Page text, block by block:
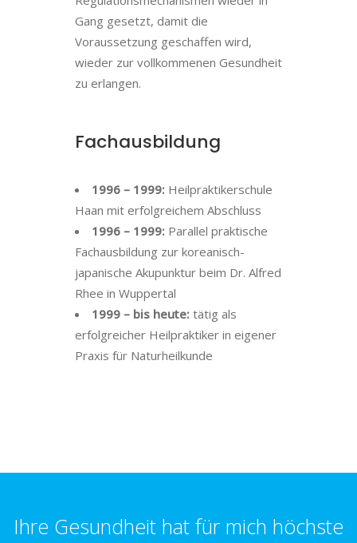
Gang gesetzt, damit die
Voraussetzung geschaffen wird,
wieder zur vollkommenen Gesundheit
zu erlangen.
Fachausbildung
1996 – 1999: Heilpraktikerschule
Haan mit erfolgreichem Abschluss
1996 – 1999: Parallel praktische
Fachausbildung zur koreanisch-
japanische Akupunktur beim Dr. Alfred
Rhee in Wuppertal
1999 – bis heute: tätig als
erfolgreicher Heilpraktiker in eigener
Praxis für Naturheilkunde
Ihre Gesundheit hat für mich höchste